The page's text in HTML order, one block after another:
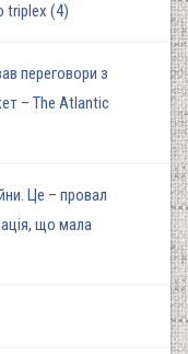
triplex (4)
переговори з
– The Atlantic
Це – провал
що мала